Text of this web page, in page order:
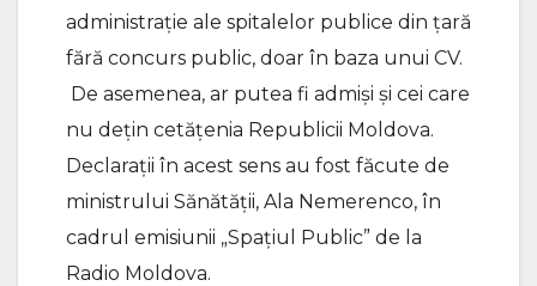
administrație ale spitalelor publice din țară
fără concurs public, doar în baza unui CV.
De asemenea, ar putea fi admiși și cei care
nu dețin cetățenia Republicii Moldova.
Declarații în acest sens au fost făcute de
ministrului Sănătății, Ala Nemerenco, în
cadrul emisiunii „Spațiul Public” de la
Radio Moldova.